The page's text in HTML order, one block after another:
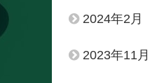
2024年2月
2023年11月